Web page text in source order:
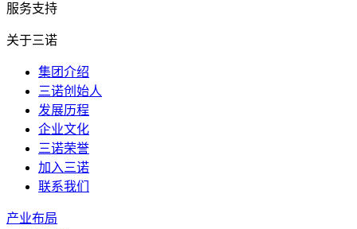
服务支持
关于三诺
集团介绍
三诺创始人
发展历程
企业文化
三诺荣誉
加入三诺
联系我们
产业布局